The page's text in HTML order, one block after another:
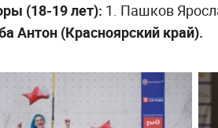
(18-19 лет): 1. Пашков
Антон (Красноярский край).